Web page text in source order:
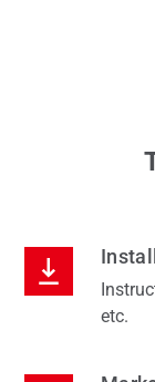
etc.